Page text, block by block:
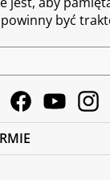
być
FacebookYoutube